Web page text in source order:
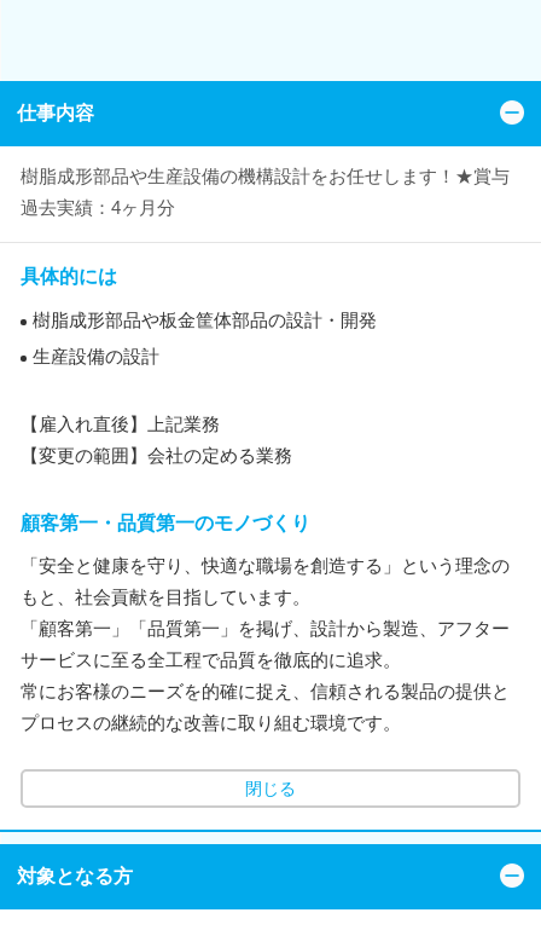
仕事内容
樹脂成形部品や生産設備の機構設計をお任せします！★賞与
過去実績：4ヶ月分
具体的には
樹脂成形部品や板金筐体部品の設計・開発
生産設備の設計
【雇入れ直後】上記業務
【変更の範囲】会社の定める業務
顧客第一・品質第一のモノづくり
「安全と健康を守り、快適な職場を創造する」という理念の
もと、社会貢献を目指しています。
「顧客第一」「品質第一」を掲げ、設計から製造、アフター
サービスに至る全工程で品質を徹底的に追求。
常にお客様のニーズを的確に捉え、信頼される製品の提供と
プロセスの継続的な改善に取り組む環境です。
閉じる
対象となる方